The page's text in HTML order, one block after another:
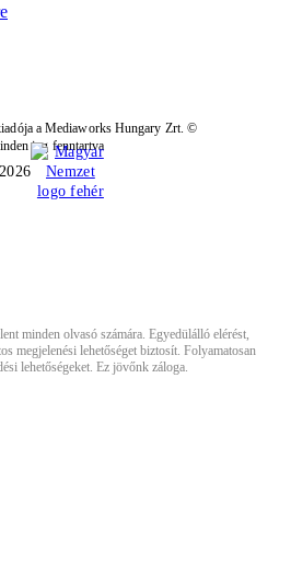
a Mediaworks Hungary Zrt. ©
jog fenntartva
minden olvasó számára. Egyedülálló elérést,
megjelenési lehetőséget biztosít. Folyamatosan
lehetőségeket. Ez jövőnk záloga.